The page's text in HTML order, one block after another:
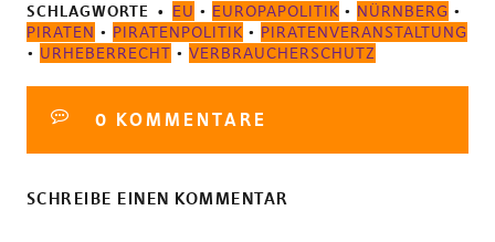
SCHLAGWORTE EU • EUROPAPOLITIK • NÜRNBERG •
PIRATEN • PIRATENPOLITIK • PIRATENVERANSTALTUNG
• URHEBERRECHT • VERBRAUCHERSCHUTZ
0 KOMMENTARE
SCHREIBE EINEN KOMMENTAR